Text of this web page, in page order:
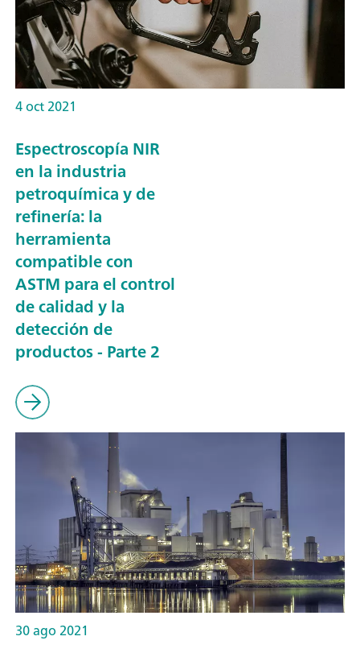
4 oct 2021
Espectroscopía NIR
en la industria
petroquímica y de
refinería: la
herramienta
compatible con
ASTM para el control
de calidad y la
detección de
productos - Parte 2
30 ago 2021